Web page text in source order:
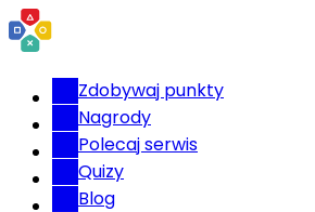
Zdobywaj punkty
Nagrody
Polecaj serwis
Quizy
Blog